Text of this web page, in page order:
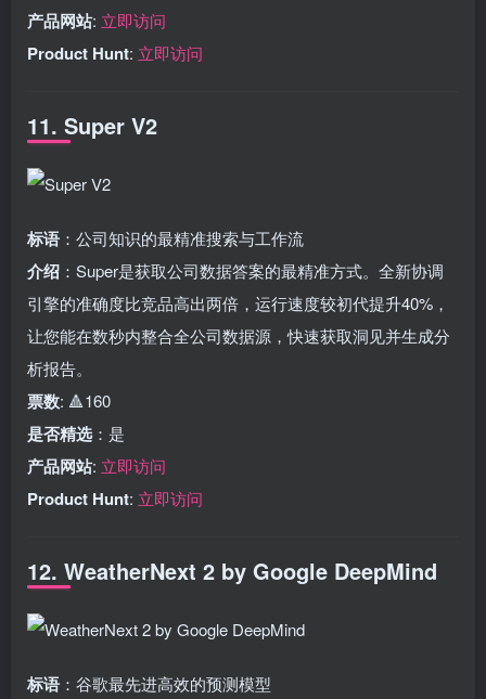
产品网站: 立即访问
Product Hunt: 立即访问
11. Super V2
标语 ：公司知识的最精准搜索与工作流
介绍 ：Super是获取公司数据答案的最精准方式。全新协调
引擎的准确度比竞品高出两倍，运行速度较初代提升40%，
让您能在数秒内整合全公司数据源，快速获取洞见并生成分
析报告。
票数: 🔺160
是否精选 ：是
产品网站: 立即访问
Product Hunt: 立即访问
12. WeatherNext 2 by Google DeepMind
标语 ：谷歌最先进高效的预测模型